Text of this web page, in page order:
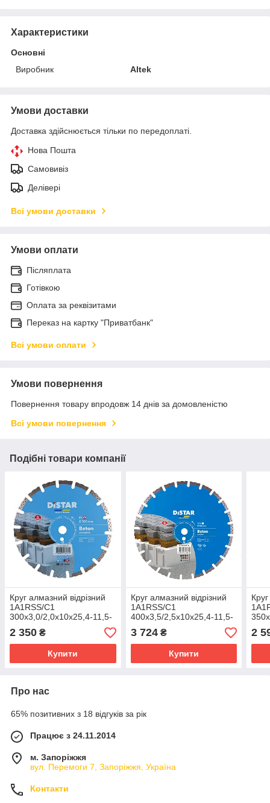
Характеристики
Основні
Виробник
Altek
Умови доставки
Доставка здійснюється тільки по передоплаті.
Нова Пошта
Самовивіз
Делівері
Всі умови доставки
Умови оплати
Післяплата
Готівкою
Оплата за реквізитами
Переказ на картку "Приватбанк"
Всі умови оплати
Умови повернення
Повернення товару впродовж 14 днів за домовленістю
Всі умови повернення
Подібні товари компанії
Круг алмазний вiдрiзний
1A1RSS/C1
300x3,0/2,0x10x25,4-11,5-
18 HIT Beton
2 350 ₴
Купити
Круг алмазний вiдрiзний
1A1RSS/C1
400x3,5/2,5x10x25,4-11,5-
24 HIT Beton
3 724₴
Купити
24
2
Про нас
65% позитивних з 18 відгуків за рік
Працює з 24.11.2014
м. Запоріжжя
вул. Перемоги 7, Запоріжжя, Україна
Контакти